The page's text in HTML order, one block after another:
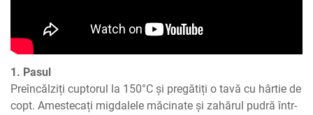
1. Pasul
Preîncălziți cuptorul la 150°C și pregătiți o tavă cu hârtie de
copt. Amestecați migdalele măcinate și zahărul pudră într-